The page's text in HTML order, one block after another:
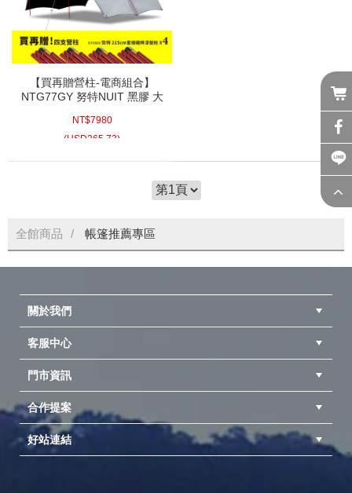
【買再贈營柱-電商組合】
NTG77GY 努特NUIT 黑膠 大
天幕 遮陽帳 客廳帳 哈比天幕
NT$7980
(USD265.73)
全館商品 帳篷推薦專區
關於我們
客服中心
門市資訊
合作提案
異業合作
專案採購
成為供應商
好站連結